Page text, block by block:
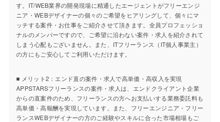
す。IT/WEB業界の開発現場に精通したエージェントがフリーエンジ
ニア・WEBデザイナーの個々のご希望をヒアリングして、個々にマ
ッチする案件・お仕事をご紹介させて頂きます。全員プロフェッショ
ナルのメンバーですので、ご希望に沿わない案件・求人を紹介されて
しまう心配もございません。また、ITフリーランス（IT個人事業主）
の方にもご安心してご利用いただけます。
■ メリット2：エンド直の案件・求人で高単価・高収入を実現
APPSTARSフリーランスの案件・求人は、エンドクライアント企業
からの直案件のため、フリーランスの方へお支払いする業務委託料も
高単価・高報酬を実現しています。また、フリーエンジニア・フリー
ランスWEBデザイナーの方のご経験やスキルに合った市場相場もご